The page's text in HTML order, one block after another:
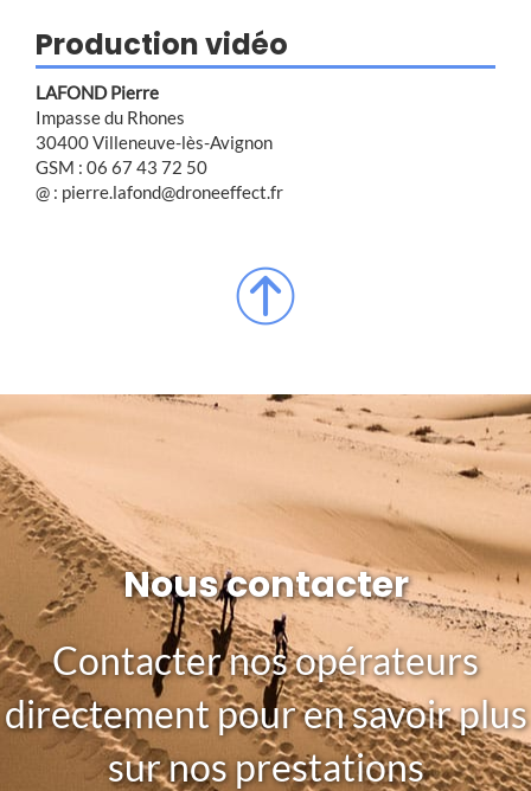
Production vidéo
LAFOND Pierre
Impasse du Rhones
30400 Villeneuve-lès-Avignon
GSM : 06 67 43 72 50
@ : pierre.lafond@droneeffect.fr
Nous contacter
Contacter nos opérateurs
directement pour en savoir plus
sur nos prestations